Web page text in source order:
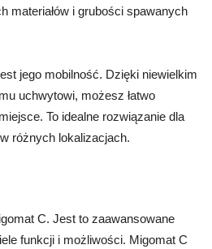
materiałów i grubości spawanych
jego mobilność. Dzięki niewielkim
uchwytowi, możesz łatwo
To idealne rozwiązanie dla
różnych lokalizacjach.
C. Jest to zaawansowane
funkcji i możliwości. Migomat C